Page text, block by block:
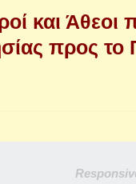
και
προς το